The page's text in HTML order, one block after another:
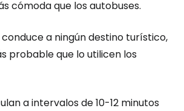
cómoda que los autobuses.
a ningún destino turístico,
probable que lo utilicen los
a intervalos de 10-12 minutos